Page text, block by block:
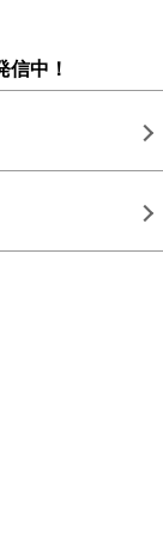
信中！